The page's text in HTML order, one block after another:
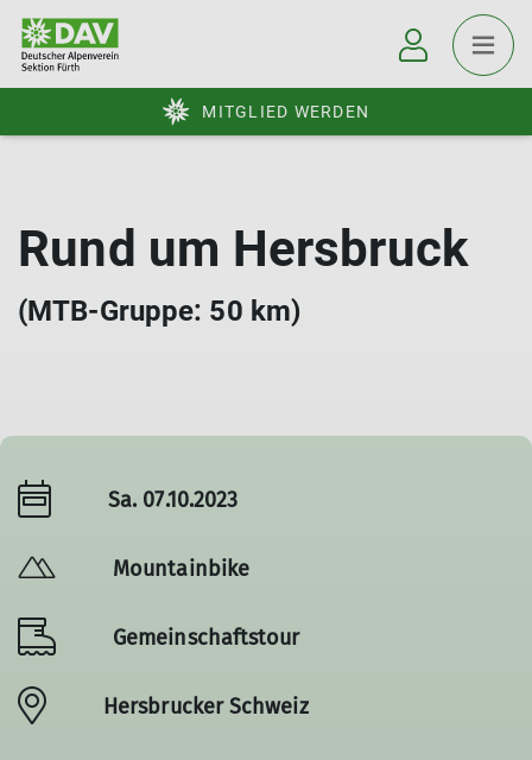
MITGLIED WERDEN
Rund um Hersbruck
(MTB-Gruppe: 50 km)
Sa. 07.10.2023
Mountainbike
Gemeinschaftstour
Hersbrucker Schweiz